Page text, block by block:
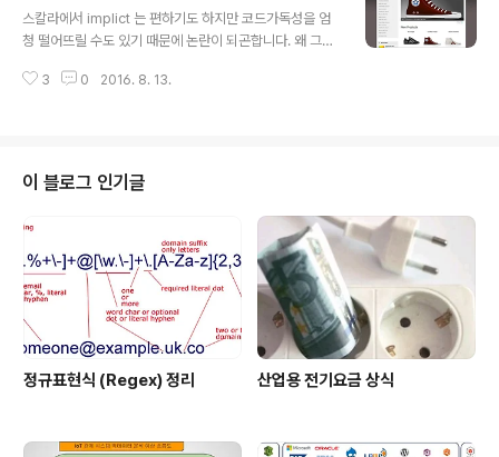
스칼라에서 implict 는 편하기도 하지만 코드가독성을 엄
청 떨어뜨릴 수도 있기 때문에 논란이 되곤합니다. 왜 그런
타입 오류가 있다면 컴파일러는 convert(x) + y 를 시도
들을 갖는다면 말이지요. 1. 표시규칙 : implicit 로 표시한
정의만 검토 대상이 된다. 즉 implicit def intToString(x
: Int) = x.toString 과 같이 implict 를 붙여주면 컴파일러
가 암시적 변환에 사용할 후보에 넣는다. 변수,함수,객체정
의..
3 0 2016. 8. 13.
이 블로그 인기글
정규표현식 (Regex) 정리 산업용 전기요금 상식